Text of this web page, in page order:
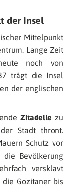
der Insel
Mittelpunkt
Lange Zeit
noch von
trägt die Insel
der englischen
Zitadelle zu
Stadt thront.
Schutz vor
die Bevölkerung
versklavt
Gozitaner bis